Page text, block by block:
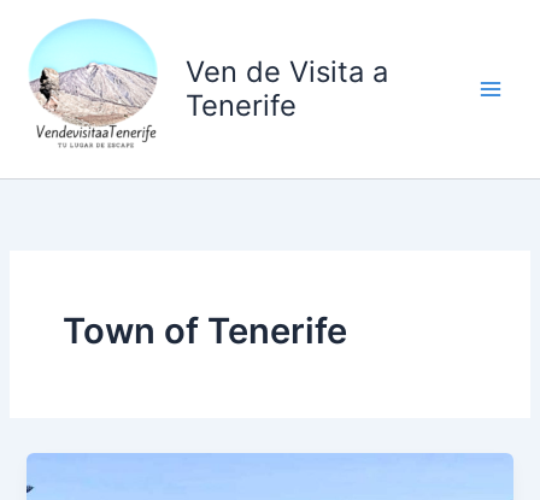
contenido
Ven de Visita a
Tenerife
Town of Tenerife